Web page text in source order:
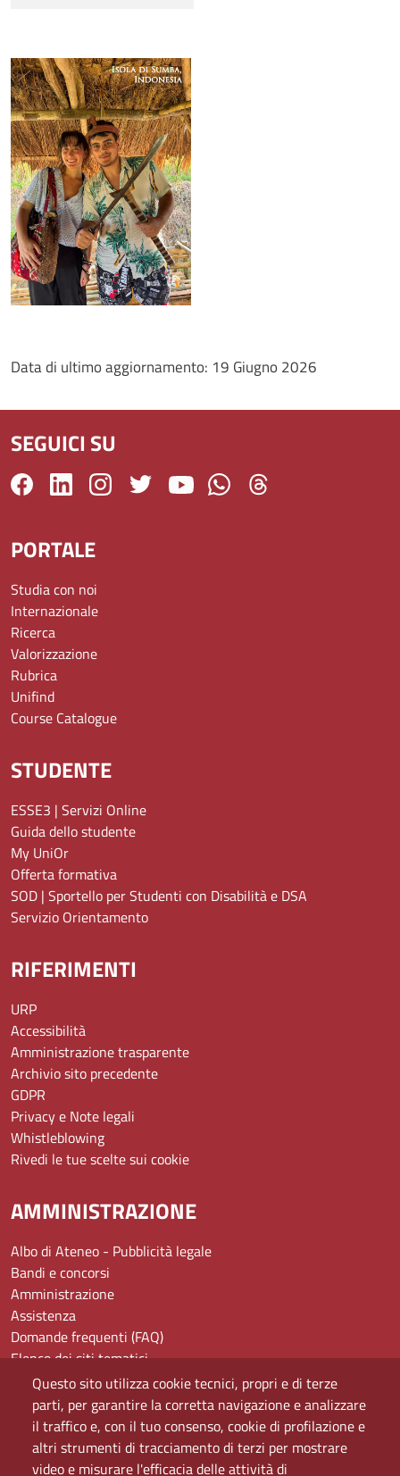
Data di ultimo aggiornamento: 19 Giugno 2026
Questo sito utilizza cookie tecnici, propri e di terze
parti, per garantire la corretta navigazione e analizzare
il traffico e, con il tuo consenso, cookie di profilazione e
altri strumenti di tracciamento di terzi per mostrare
video e misurare l'efficacia delle attività di
SEGUICI SU
PORTALE
Studia con noi
Internazionale
Ricerca
Valorizzazione
Rubrica
Unifind
Course Catalogue
STUDENTE
ESSE3 | Servizi Online
Guida dello studente
My UniOr
Offerta formativa
SOD | Sportello per Studenti con Disabilità e DSA
Servizio Orientamento
RIFERIMENTI
URP
Accessibilità
Amministrazione trasparente
Archivio sito precedente
GDPR
Privacy e Note legali
Whistleblowing
Rivedi le tue scelte sui cookie
AMMINISTRAZIONE
Albo di Ateneo - Pubblicità legale
Bandi e concorsi
Amministrazione
Assistenza
Domande frequenti (FAQ)
Elenco dei siti tematici
Mappa del sito
PEC
Rete Wi-Fi Eduroam
Servizio Proxy
Guida all’uso del portale